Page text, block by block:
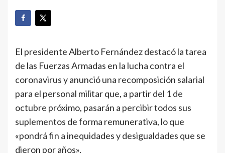
El presidente Alberto Fernández destacó la tarea
de las Fuerzas Armadas en la lucha contra el
coronavirus y anunció una recomposición salarial
para el personal militar que, a partir del 1 de
octubre próximo, pasarán a percibir todos sus
suplementos de forma remunerativa, lo que
«pondrá fin a inequidades y desigualdades que se
dieron por años».